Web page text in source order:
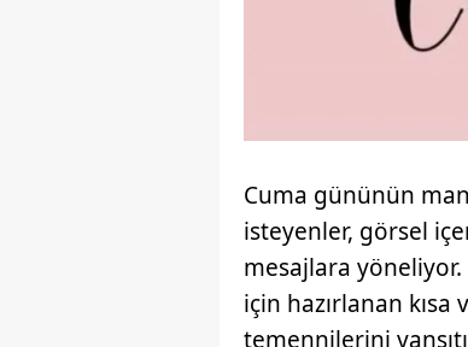
Cuma gününün
isteyenler, görsel
mesajlara
için hazırlanan
temennilerini